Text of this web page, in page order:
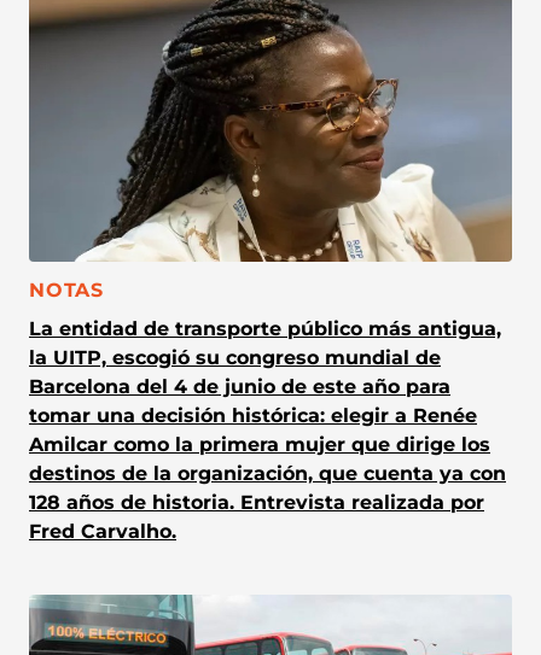
CATEGORÍA:
NOTAS
La entidad de transporte público más antigua,
la UITP, escogió su congreso mundial de
Barcelona del 4 de junio de este año para
tomar una decisión histórica: elegir a Renée
Amilcar como la primera mujer que dirige los
destinos de la organización, que cuenta ya con
128 años de historia. Entrevista realizada por
Fred Carvalho.